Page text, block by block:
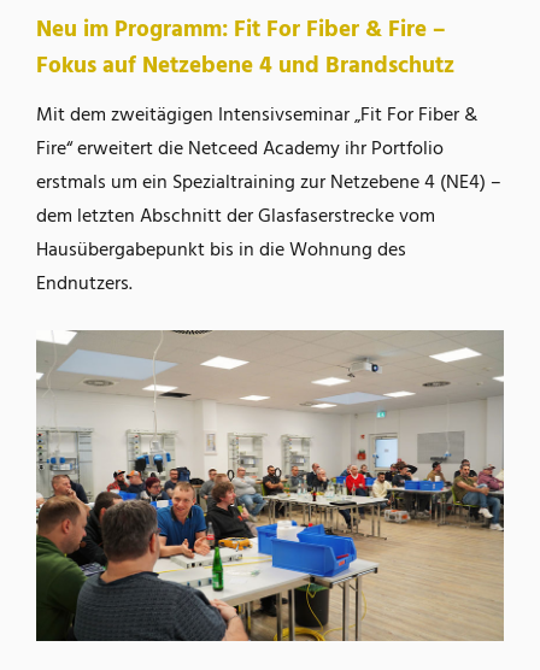
Neu im Programm: Fit For Fiber & Fire –
Fokus auf Netzebene 4 und Brandschutz
Mit dem zweitägigen Intensivseminar „Fit For Fiber &
Fire“ erweitert die Netceed Academy ihr Portfolio
erstmals um ein Spezialtraining zur Netzebene 4 (NE4) –
dem letzten Abschnitt der Glasfaserstrecke vom
Hausübergabepunkt bis in die Wohnung des
Endnutzers.